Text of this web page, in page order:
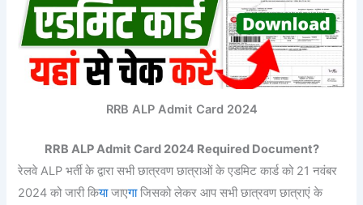
RRB ALP Admit Card 2024
RRB ALP Admit Card 2024 Required Document?
रेलवे ALP भर्ती के द्वारा सभी छात्रवण छात्राओं के एडमिट कार्ड को 21 नवंबर
2024 को जारी कियाजाएगाजिसको लेकर आप सभी छात्रवण छात्राएं के